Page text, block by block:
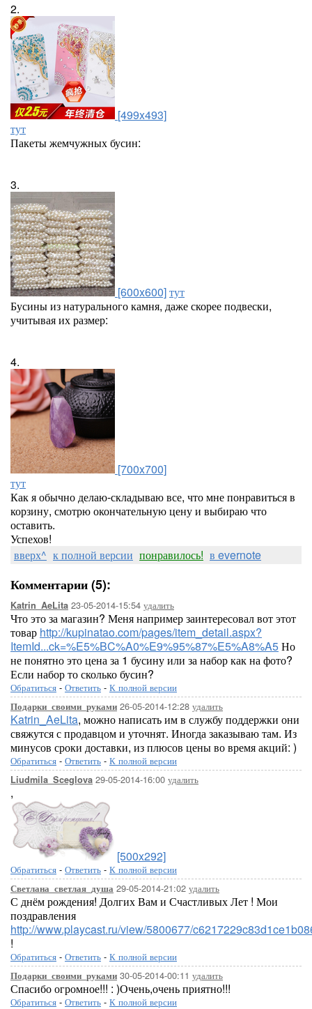
2.
[499x493]
тут
Пакеты жемчужных бусин:
3.
[600x600]тут
Бусины из натурального камня, даже скорее подвески,
учитывая их размер:
4.
[700x700]
тут
Как я обычно делаю-складываю все, что мне понравиться в
корзину, смотрю окончательную цену и выбираю что
оставить.
Успехов!
вверх^ к полной версии понравилось! в evernote
Комментарии (5):
Katrin_AeLita 23-05-2014-15:54 удалить
Что это за магазин? Меня например заинтересовал вот этот
товар http://kupinatao.com/pages/item_detail.aspx?
ItemId...ck=%E5%BC%A0%E9%95%87%E5%A8%A5Но
не понятно это цена за 1 бусину или за набор как на фото?
Если набор то сколько бусин?
Обратиться - Ответить - К полной версии
Подарки_своими_руками 26-05-2014-12:28 удалить
Katrin_AeLita, можно написать им в службу поддержки они
свяжутся с продавцом и уточнят. Иногда заказываю там. Из
минусов сроки доставки, из плюсов цены во время акций: )
Обратиться - Ответить - К полной версии
Liudmila_Sceglova 29-05-2014-16:00 удалить
,
[500x292]
Обратиться - Ответить - К полной версии
Светлана_светлая_душа 29-05-2014-21:02 удалить
С днём рождения! Долгих Вам и Счастливых Лет ! Мои
поздравления
http://www.playcast.ru/view/5800677/
!
Обратиться - Ответить - К полной версии
Подарки_своими_руками 30-05-2014-00:11 удалить
Спасибо огромное!!! : )Очень,очень приятно!!!
Обратиться - Ответить - К полной версии